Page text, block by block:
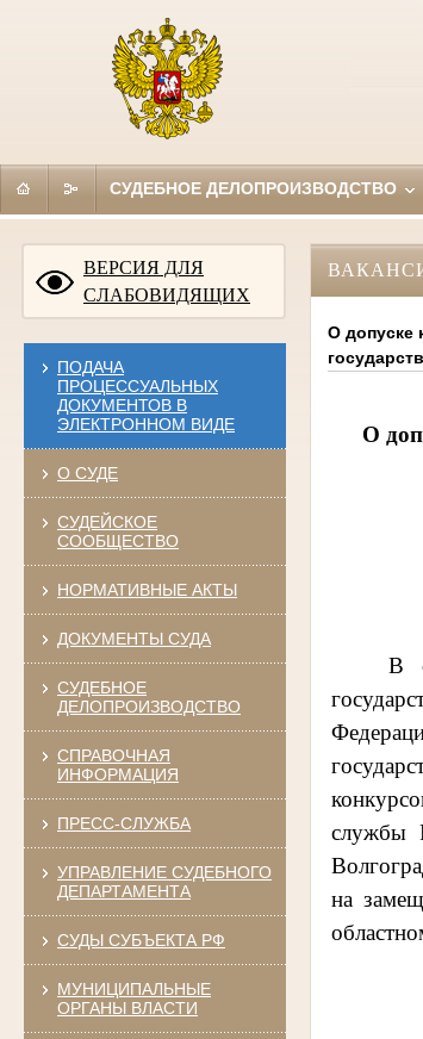
СУДЕБНОЕ ДЕЛОПРОИЗВОДСТВО
ВЕРСИЯ ДЛЯ
СЛАБОВИДЯЩИХ
ПОДАЧА
ПРОЦЕССУАЛЬНЫХ
ДОКУМЕНТОВ В
ЭЛЕКТРОННОМ ВИДЕ
О СУДЕ
СУДЕЙСКОЕ
СООБЩЕСТВО
НОРМАТИВНЫЕ АКТЫ
ДОКУМЕНТЫ СУДА
СУДЕБНОЕ
ДЕЛОПРОИЗВОДСТВО
СПРАВОЧНАЯ
ИНФОРМАЦИЯ
ПРЕСС-СЛУЖБА
УПРАВЛЕНИЕ СУДЕБНОГО
ДЕПАРТАМЕНТА
СУДЫ СУБЪЕКТА РФ
МУНИЦИПАЛЬНЫЕ
ОРГАНЫ ВЛАСТИ
О допуске
О
В
службы
на